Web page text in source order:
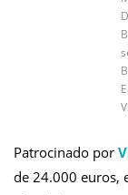
Patrocinado por
de 24.000 euros,